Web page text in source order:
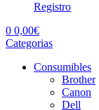
Registro
0 0,00€
Categorias
Consumibles
Brother
Canon
Dell